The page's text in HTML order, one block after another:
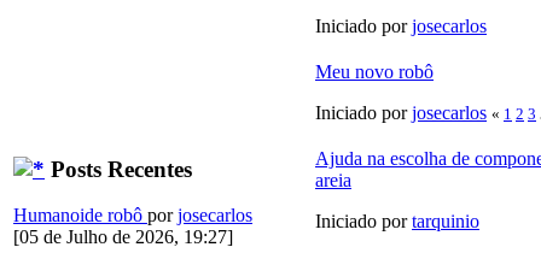
Posts Recentes
Humanoide robô porjosecarlos
[05 de Julho de 2026, 19:27]
Iniciado porjosecarlos
Meu novo robô
Iniciado porjosecarlos « 1 2 3
Ajuda na escolha de
areia
Iniciado portarquinio